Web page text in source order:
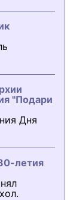
"Подари
Дня
летия